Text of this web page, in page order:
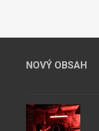
NOVÝ OBSAH